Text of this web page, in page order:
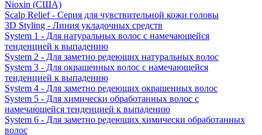
Nioxin (США)
Scalp Relief - Серия для чувствительной кожи головы
3D Styling - Линия укладочных средств
System 1 - Для натуральных волос с намечающейся
тенденцией к выпадению
System 2 - Для заметно редеющих натуральных волос
System 3 - Для окрашенных волос с намечающейся
тенденцией к выпадению
System 4 - Для заметно редеющих окрашенных волос
System 5 - Для химически обработанных волос с
намечающейся тенденцией к выпадению
System 6 - Для заметно редеющих химически обработанных
волос